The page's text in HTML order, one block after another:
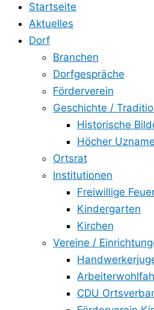
Startseite
Aktuelles
Dorf
Branchen
Dorfgespräche
Förderverein
Geschichte /
Historische
Höcher
Ortsrat
Institutionen
Freiwillige
Kindergarten
Kirchen
Vereine /
CDU